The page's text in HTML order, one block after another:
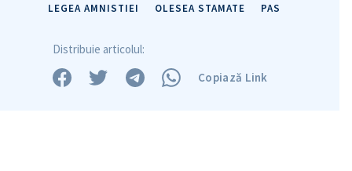
LEGEA AMNISTIEI OLESEA STAMATE PAS
Distribuie articolul:
Copiază Link